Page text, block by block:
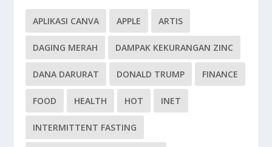
APLIKASI CANVA APPLE ARTIS
DAGING MERAH DAMPAK KEKURANGAN ZINC
DANA DARURAT DONALD TRUMP FINANCE
FOOD HEALTH HOT INET
INTERMITTENT FASTING